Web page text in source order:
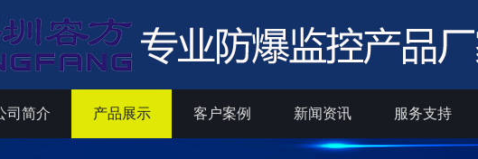
司简介 产品展示 客户案例 新闻资讯 服务支持